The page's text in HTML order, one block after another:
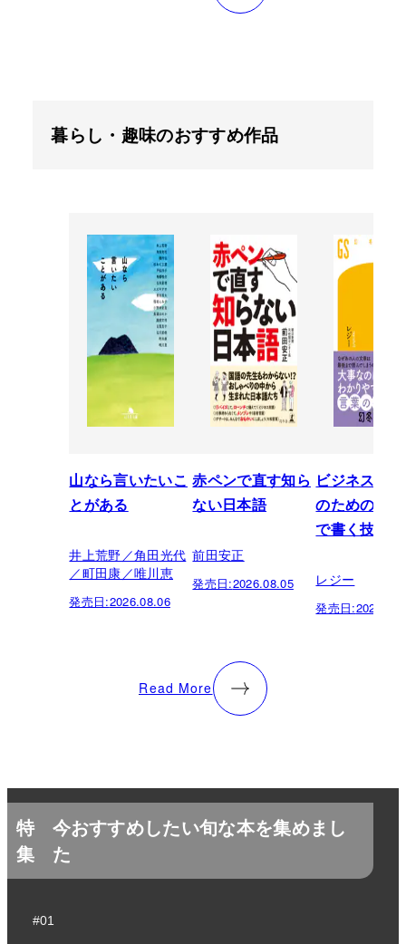
暮らし・趣味のおすすめ作品
山なら言いたいこ
とがある
井上荒野／角田光代
／町田康／唯川恵
発売日:2026.08.06
赤ペンで直す知ら
ない日本語
前田安正
発売日:2026.08.05
ビジネスパ
のための「
で書く技術
レジー
発売日:
Read More
特
集
今おすすめしたい旬な本を集めまし
た
#01